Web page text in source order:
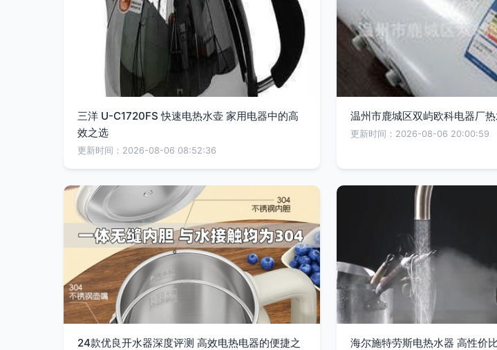
三洋 U-C1720FS 快速电热水壶 家用电器中的高
效之选
更新时间：2026-08-06 08:52:36
温州市鹿城区双屿欧科电器厂
更新时间：2026-08-06 20:00:59
24款优良开水器深度评测 高效电热电器的便捷之
海尔施特劳斯电热水器 高性价